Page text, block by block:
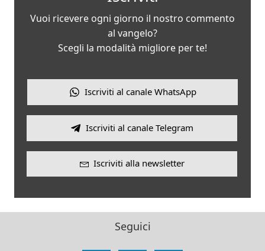
Vuoi ricevere ogni giorno il nostro commento
al vangelo?
Scegli la modalità migliore per te!
Iscriviti al canale WhatsApp
Iscriviti al canale Telegram
Iscriviti alla newsletter
Seguici